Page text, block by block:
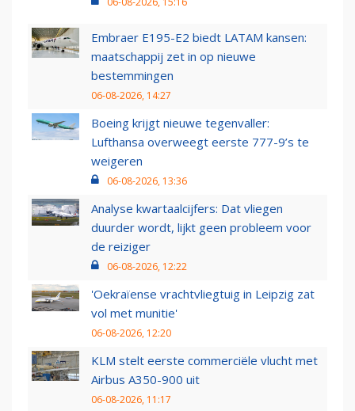
Embraer E195-E2 biedt LATAM kansen:
maatschappij zet in op nieuwe
bestemmingen
06-08-2026, 14:27
Boeing krijgt nieuwe tegenvaller:
Lufthansa overweegt eerste 777-9’s te
weigeren
06-08-2026, 13:36
Analyse kwartaalcijfers: Dat vliegen
duurder wordt, lijkt geen probleem voor
de reiziger
06-08-2026, 12:22
'Oekraïense vrachtvliegtuig in Leipzig zat
vol met munitie'
06-08-2026, 12:20
KLM stelt eerste commerciële vlucht met
Airbus A350-900 uit
06-08-2026, 11:17